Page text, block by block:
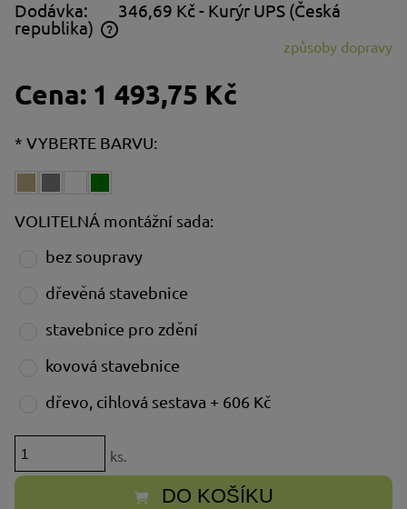
Dodávka: 346,69 Kč- Kurýr UPS (Česká
republika)
způsoby dopravy
Cena: 1 493,75 Kč
* VYBERTE BARVU:
VOLITELNÁ montážní sada:
bez soupravy
dřevěná stavebnice
stavebnice pro zdění
kovová stavebnice
dřevo, cihlová sestava + 606 Kč
ks.
DO KOŠÍKU